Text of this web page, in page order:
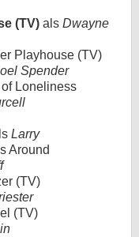
(TV) als Dwayne
Playhouse (TV)
Spender
Loneliness
Larry
Around
(TV)
(TV)